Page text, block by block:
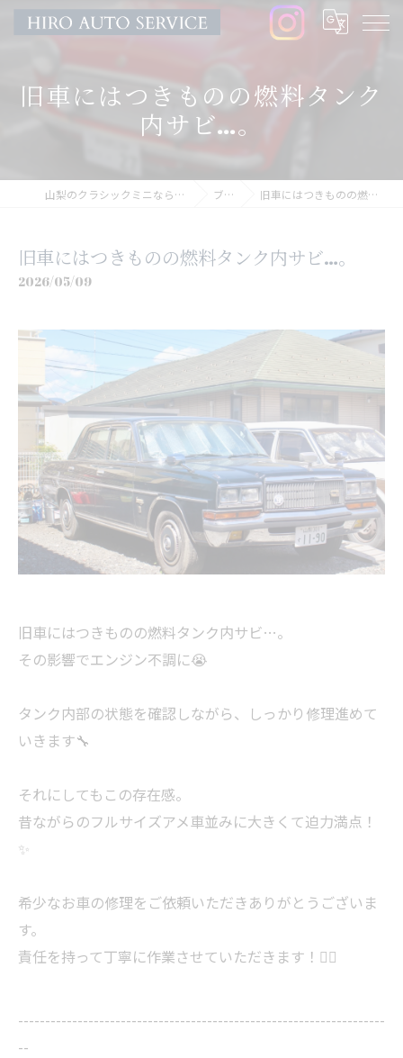
旧車にはつきものの燃料タンク
内サビ…。
山梨のクラシックミニならHIRO AUTO SERVICE ブログ 旧車にはつきものの燃料タンク内サビ…。
旧車にはつきものの燃料タンク内サビ…。
2026/05/09
旧車にはつきものの燃料タンク内サビ…。
その影響でエンジン不調に😭
タンク内部の状態を確認しながら、しっかり修理進めて
いきます🔧
それにしてもこの存在感。
昔ながらのフルサイズアメ車並みに大きくて迫力満点！
✨
希少なお車の修理をご依頼いただきありがとうございま
す。
責任を持って丁寧に作業させていただきます！🙇‍♂️
--------------------------------------------------------------------
--